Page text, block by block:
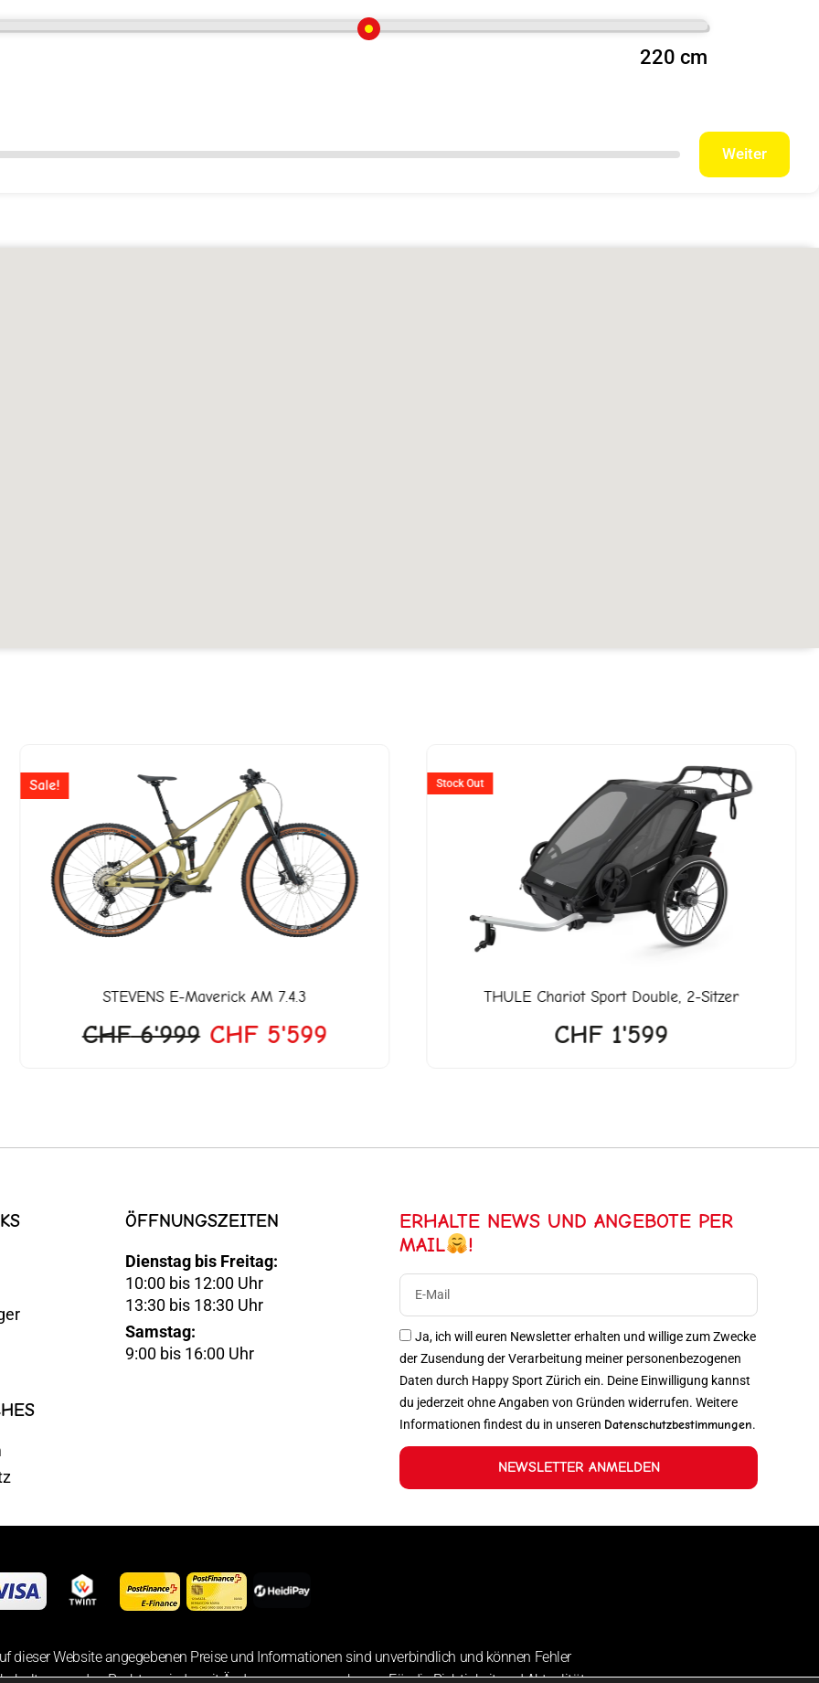
220 cm
Weiter
Sale!
STEVENSE-Maverick AM 7.4.3
CHF6'999
Preis
war:
CHF 6'999
CHF5'599
ist:
CHF 5'599.
Stock Out
THULEChariot Sport Double, 2-Sitzer
CHF1'599
ÖFFNUNGSZEITEN
Dienstag bis Freitag:
10:00 bis 12:00 Uhr
13:30 bis 18:30 Uhr
Samstag:
9:00 bis 16:00 Uhr
ERHALTE NEWS UND ANGEBOTE PER
MAIL
!
Ja, ich will euren Newsletter erhalten und willige zum Zwecke
der Zusendung der Verarbeitung meiner personenbezogenen
Daten durch Happy Sport Zürich ein. Deine Einwilligung kannst
du jederzeit ohne Angaben von Gründen widerrufen. Weitere
Informationen findest du in unseren Datenschutzbestimmungen.
NEWSLETTER ANMELDEN
dieser Website angegebenen Preise und Informationen sind unverbindlich und können Fehler